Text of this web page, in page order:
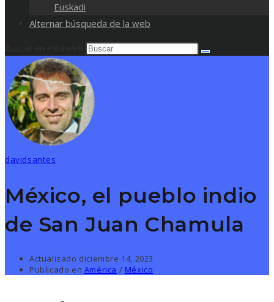
Euskadi
Alternar búsqueda de la web
davidsantes
México, el pueblo indio
de San Juan Chamula
Actualizado diciembre 14, 2023
Publicado en América / México